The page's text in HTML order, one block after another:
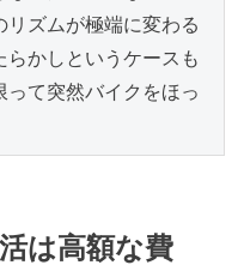
ズムが極端に変わる
かしというケースも
て突然バイクをほっ
は高額な費